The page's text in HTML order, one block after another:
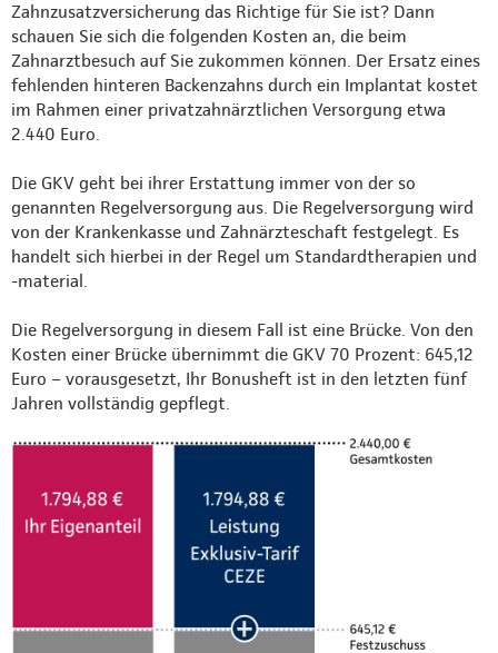
Zahnzusatzversicherung das Richtige für Sie ist? Dann
schauen Sie sich die folgenden Kosten an, die beim
Zahnarztbesuch auf Sie zukommen können. Der Ersatz eines
fehlenden hinteren Backenzahns durch ein Implantat kostet
im Rahmen einer privatzahnärztlichen Versorgung etwa
2.440 Euro.
Die GKV geht bei ihrer Erstattung immer von der so
genannten Regelversorgung aus. Die Regelversorgung wird
von der Krankenkasse und Zahnärzteschaft festgelegt. Es
handelt sich hierbei in der Regel um Standardtherapien und
-material.
Die Regelversorgung in diesem Fall ist eine Brücke. Von den
Kosten einer Brücke übernimmt die GKV 70 Prozent: 645,12
Euro – vorausgesetzt, Ihr Bonusheft ist in den letzten fünf
Jahren vollständig gepflegt.